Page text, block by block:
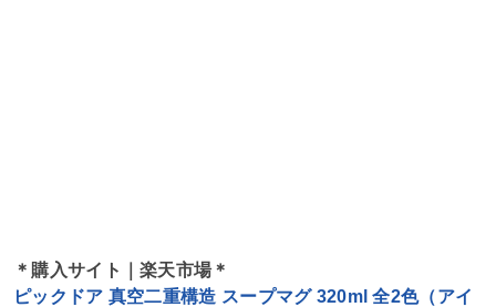
＊購入サイト｜楽天市場＊
ピックドア 真空二重構造 スープマグ 320ml 全2色（アイ